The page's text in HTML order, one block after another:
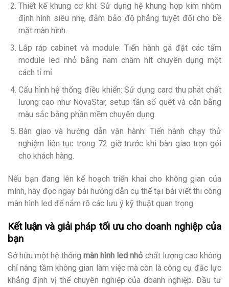
Thiết kế khung cơ khí: Sử dụng hệ khung hợp kim nhôm
định hình siêu nhẹ, đảm bảo độ phẳng tuyệt đối cho bề
mặt màn hình.
Lắp ráp cabinet và module: Tiến hành gá đặt các tấm
module led nhỏ bằng nam châm hít chuyên dụng một
cách tỉ mỉ.
Cấu hình hệ thống điều khiển: Sử dụng card thu phát chất
lượng cao như NovaStar, setup tần số quét và cân bằng
màu sắc bằng phần mềm chuyên dụng.
Bàn giao và hướng dẫn vận hành: Tiến hành chạy thử
nghiệm liên tục trong 72 giờ trước khi bàn giao trọn gói
cho khách hàng.
Nếu bạn đang lên kế hoạch triển khai cho không gian của
mình, hãy đọc ngay bài hướng dẫn cụ thể tại bài viết thi công
màn hình led để nắm rõ các lưu ý kỹ thuật quan trọng.
Kết luận và giải pháp tối ưu cho doanh nghiệp của
bạn
Sở hữu một hệ thống màn hình led nhỏ chất lượng cao không
chỉ nâng tầm không gian làm việc mà còn là công cụ đắc lực
khẳng định vị thế chuyên nghiệp của doanh nghiệp. Đầu tư